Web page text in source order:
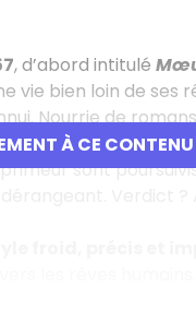
À CE CONTENU
, d’abord intitulé
vie bien loin de ses
Nourrie de
adultères et
sont